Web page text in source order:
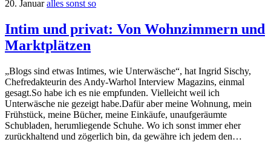
20. Januar alles sonst so
Intim und privat: Von Wohnzimmern und
Marktplätzen
„Blogs sind etwas Intimes, wie Unterwäsche“, hat Ingrid Sischy,
Chefredakteurin des Andy-Warhol Interview Magazins, einmal
gesagt.So habe ich es nie empfunden. Vielleicht weil ich
Unterwäsche nie gezeigt habe.Dafür aber meine Wohnung, mein
Frühstück, meine Bücher, meine Einkäufe, unaufgeräumte
Schubladen, herumliegende Schuhe. Wo ich sonst immer eher
zurückhaltend und zögerlich bin, da gewähre ich jedem den…